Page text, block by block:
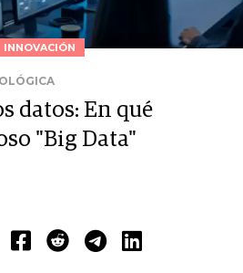
INNOVACIÓN
datos: En qué
"Big Data"